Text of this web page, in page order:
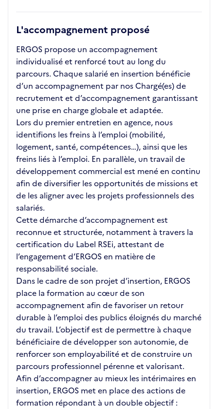
L'accompagnement proposé
ERGOS propose un accompagnement
individualisé et renforcé tout au long du
parcours. Chaque salarié en insertion bénéficie
d’un accompagnement par nos Chargé(es) de
recrutement et d’accompagnement garantissant
une prise en charge globale et adaptée.
Lors du premier entretien en agence, nous
identifions les freins à l’emploi (mobilité,
logement, santé, compétences…), ainsi que les
freins liés à l’emploi. En parallèle, un travail de
développement commercial est mené en continu
afin de diversifier les opportunités de missions et
de les aligner avec les projets professionnels des
salariés.
Cette démarche d’accompagnement est
reconnue et structurée, notamment à travers la
certification du Label RSEi, attestant de
l’engagement d’ERGOS en matière de
responsabilité sociale.
Dans le cadre de son projet d’insertion, ERGOS
place la formation au cœur de son
accompagnement afin de favoriser un retour
durable à l’emploi des publics éloignés du marché
du travail. L’objectif est de permettre à chaque
bénéficiaire de développer son autonomie, de
renforcer son employabilité et de construire un
parcours professionnel pérenne et valorisant.
Afin d’accompagner au mieux les intérimaires en
insertion, ERGOS met en place des actions de
formation répondant à un double objectif :